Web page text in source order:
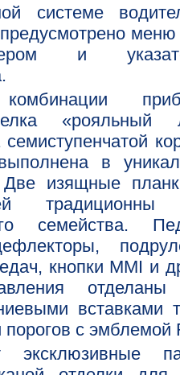
системе
меню
и
«рояльный
семиступенчатой
в
изящные
семейства.
кнопки MMI и
вставками
с эмблемой
эксклюзивные